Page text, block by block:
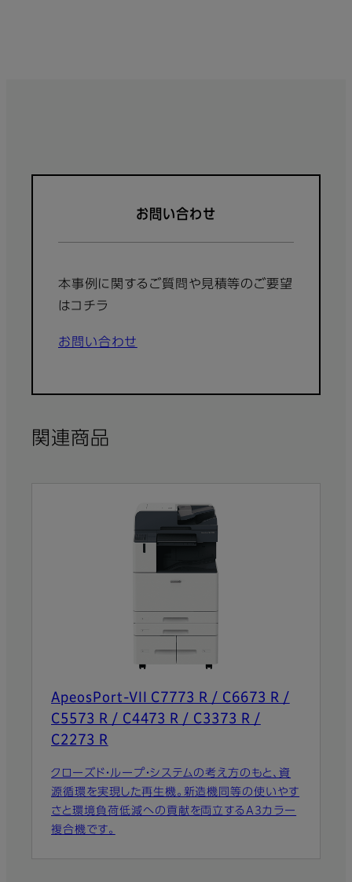
お問い合わせ
本事例に関するご質問や見積等のご要望
はコチラ
お問い合わせ
関連商品
ApeosPort-VII C7773 R / C6673 R /
C5573 R / C4473 R / C3373 R /
C2273 R
クローズド・ループ・システムの考え方のもと、資
源循環を実現した再生機。新造機同等の使いやす
さと環境負荷低減への貢献を両立するA3カラー
複合機です。